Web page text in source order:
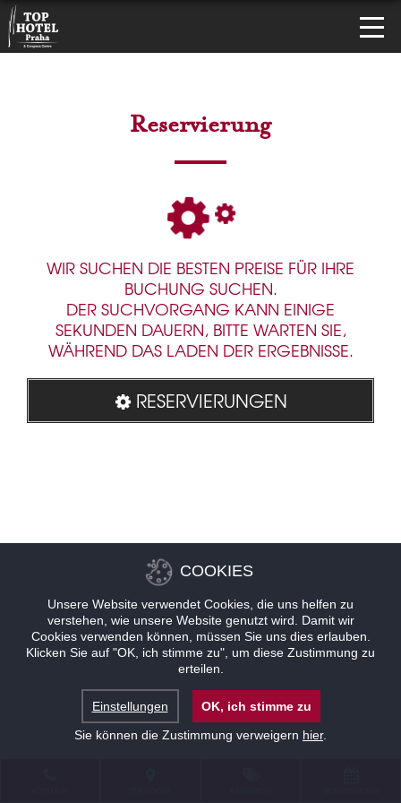
Reservierung
WIR SUCHEN DIE BESTEN PREISE FÜR IHRE
BUCHUNG SUCHEN.
DER SUCHVORGANG KANN EINIGE
SEKUNDEN DAUERN, BITTE WARTEN SIE,
WÄHREND DAS LADEN DER ERGEBNISSE.
RESERVIERUNGEN
COOKIES
Unsere Website verwendet Cookies, die uns helfen zu
verstehen, wie unsere Website genutzt wird. Damit wir
Cookies verwenden können, müssen Sie uns dies erlauben.
Klicken Sie auf "OK, ich stimme zu", um diese Zustimmung zu
erteilen.
Einstellungen
OK, ich stimme zu
Sie können die Zustimmung verweigern hier.